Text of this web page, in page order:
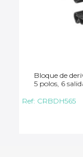
Bloque de
5 polos, 6
Ref: CRBDH565